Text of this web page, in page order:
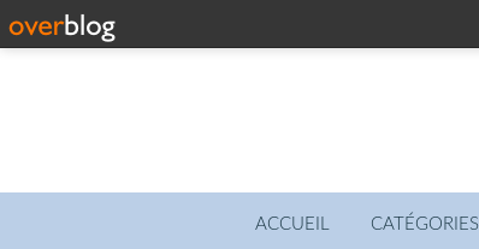
ACCUEIL CATÉGORIES